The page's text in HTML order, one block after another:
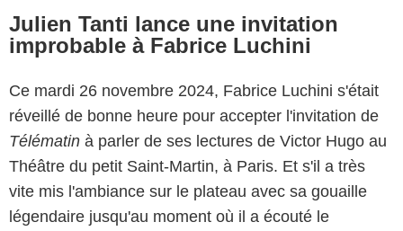
Julien Tanti lance une invitation
improbable à Fabrice Luchini
Ce mardi 26 novembre 2024, Fabrice Luchini s'était
réveillé de bonne heure pour accepter l'invitation de
Télématin à parler de ses lectures de Victor Hugo au
Théâtre du petit Saint-Martin, à Paris. Et s'il a très
vite mis l'ambiance sur le plateau avec sa gouaille
légendaire jusqu'au moment où il a écouté le